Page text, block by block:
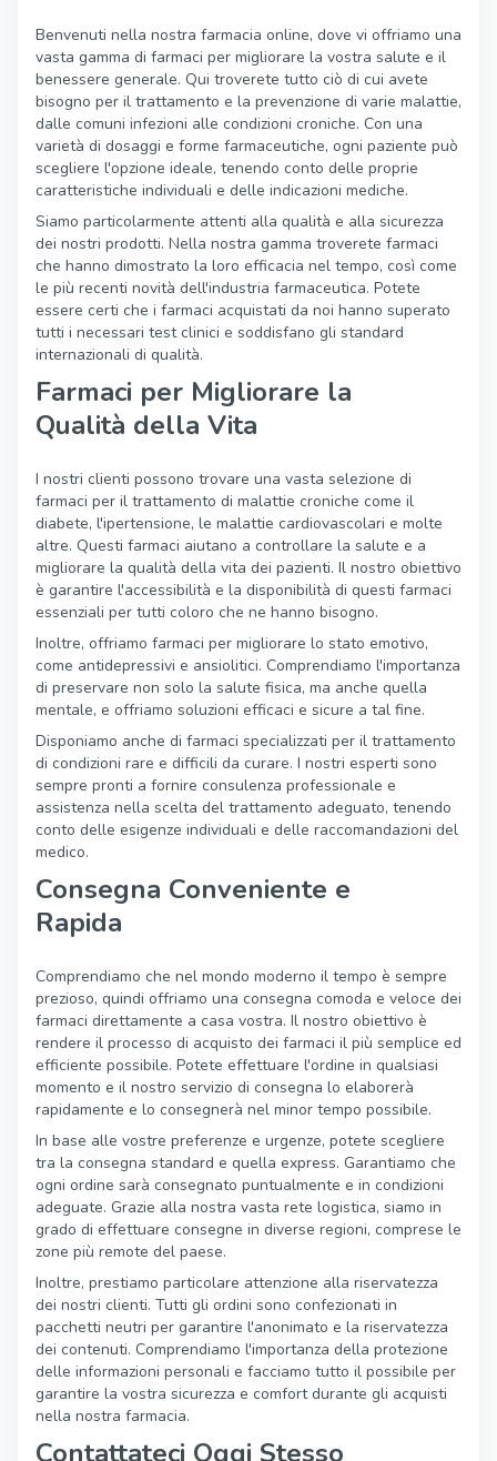
Benvenuti nella nostra farmacia online, dove vi offriamo una
vasta gamma di farmaci per migliorare la vostra salute e il
benessere generale. Qui troverete tutto ciò di cui avete
bisogno per il trattamento e la prevenzione di varie malattie,
dalle comuni infezioni alle condizioni croniche. Con una
varietà di dosaggi e forme farmaceutiche, ogni paziente può
scegliere l'opzione ideale, tenendo conto delle proprie
caratteristiche individuali e delle indicazioni mediche.
Siamo particolarmente attenti alla qualità e alla sicurezza
dei nostri prodotti. Nella nostra gamma troverete farmaci
che hanno dimostrato la loro efficacia nel tempo, così come
le più recenti novità dell'industria farmaceutica. Potete
essere certi che i farmaci acquistati da noi hanno superato
tutti i necessari test clinici e soddisfano gli standard
internazionali di qualità.
Farmaci per Migliorare la
Qualità della Vita
I nostri clienti possono trovare una vasta selezione di
farmaci per il trattamento di malattie croniche come il
diabete, l'ipertensione, le malattie cardiovascolari e molte
altre. Questi farmaci aiutano a controllare la salute e a
migliorare la qualità della vita dei pazienti. Il nostro obiettivo
è garantire l'accessibilità e la disponibilità di questi farmaci
essenziali per tutti coloro che ne hanno bisogno.
Inoltre, offriamo farmaci per migliorare lo stato emotivo,
come antidepressivi e ansiolitici. Comprendiamo l'importanza
di preservare non solo la salute fisica, ma anche quella
mentale, e offriamo soluzioni efficaci e sicure a tal fine.
Disponiamo anche di farmaci specializzati per il trattamento
di condizioni rare e difficili da curare. I nostri esperti sono
sempre pronti a fornire consulenza professionale e
assistenza nella scelta del trattamento adeguato, tenendo
conto delle esigenze individuali e delle raccomandazioni del
medico.
Consegna Conveniente e
Rapida
Comprendiamo che nel mondo moderno il tempo è sempre
prezioso, quindi offriamo una consegna comoda e veloce dei
farmaci direttamente a casa vostra. Il nostro obiettivo è
rendere il processo di acquisto dei farmaci il più semplice ed
efficiente possibile. Potete effettuare l'ordine in qualsiasi
momento e il nostro servizio di consegna lo elaborerà
rapidamente e lo consegnerà nel minor tempo possibile.
In base alle vostre preferenze e urgenze, potete scegliere
tra la consegna standard e quella express. Garantiamo che
ogni ordine sarà consegnato puntualmente e in condizioni
adeguate. Grazie alla nostra vasta rete logistica, siamo in
grado di effettuare consegne in diverse regioni, comprese le
zone più remote del paese.
Inoltre, prestiamo particolare attenzione alla riservatezza
dei nostri clienti. Tutti gli ordini sono confezionati in
pacchetti neutri per garantire l'anonimato e la riservatezza
dei contenuti. Comprendiamo l'importanza della protezione
delle informazioni personali e facciamo tutto il possibile per
garantire la vostra sicurezza e comfort durante gli acquisti
nella nostra farmacia.
Contattateci Oggi Stesso